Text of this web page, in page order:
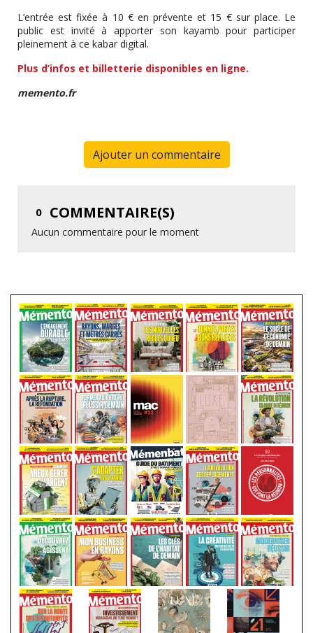
L’entrée est fixée à 10 € en prévente et 15 € sur place. Le
public est invité à apporter son kayamb pour participer
pleinement à ce kabar digital.
Plus d’infos et billetterie disponibles en ligne.
memento.fr
Ajouter un commentaire
0 COMMENTAIRE(S)
Aucun commentaire pour le moment